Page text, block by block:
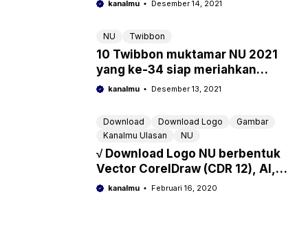
kanalmu Desember 14, 2021
NU Twibbon
10 Twibbon muktamar NU 2021
yang ke-34 siap meriahkan
agenda besar PBNU
kanalmu Desember 13, 2021
Download Download Logo
Gambar
Kanalmu Ulasan
NU
√ Download Logo NU berbentuk
Vector CorelDraw (CDR 12), AI,
PDF, JPG ,emb dan PNG
kanalmu Februari 16, 2020